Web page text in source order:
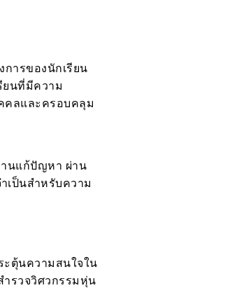
ารของนักเรียน
ยนที่มีความ
คลและครอบคลุม
านแก้ปัญหา ผ่าน
เป็นสำหรับความ
ะตุ้นความสนใจใน
ำรวจวิศวกรรมหุ่น